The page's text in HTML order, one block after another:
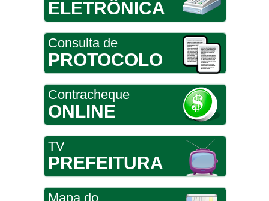
ELETRÔNICA
Consulta de
PROTOCOLO
Contracheque
ONLINE
TV
PREFEITURA
Mapa do